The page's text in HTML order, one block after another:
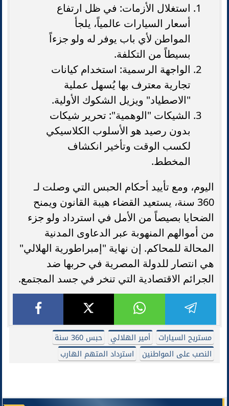
استغلال الأزمات: في ظل ارتفاع
أسعار السيارات عالمياً، يلجأ
المواطن لأي باب يوفر له ولو جزءاً
بسيطاً من التكلفة.
الواجهة الرسمية: استخدام كيانات
تجارية معترف بها يُسهل عملية
"الاصطياد" ويزيل الشكوك الأولية.
الشيكات "الوهمية": تحرير شيكات
بدون رصيد هو الأسلوب الكلاسيكي
لكسب الوقت وتأخير انكشاف
المخطط.
اليوم، ومع تأييد أحكام الحبس التي وصلت لـ
360 سنة، يستعيد القضاء هيبة القانون ويمنح
الضحايا بصيصاً من الأمل في استرداد ولو جزء
من أموالهم المنهوبة عبر الدعاوى المدنية
المحالة للمحاكم. إن نهاية "إمبراطورية الهلالي"
هي انتصار للدولة المصرية في حربها ضد
الجرائم الاقتصادية التي تنخر في جسد المجتمع.
مستريح السيارات أمير الهلالي
حبس 360 سنة
النصب على المواطنين
استرداد المتهم الهارب